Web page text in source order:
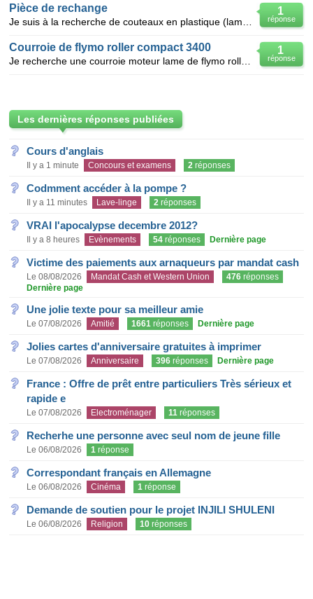
1
réponse
Pièce de rechange
1
réponse
Courroie de flymo roller compact 3400
Les dernières réponses publiées
Cours d'anglais
Il y a 1 minute Concours et examens 2 réponses
Codmment accéder à la pompe ?
Il y a 11 minutes Lave-linge 2 réponses
VRAI l'apocalypse decembre 2012?
Il y a 8 heures Evènements 54 réponses Dernière page
Victime des paiements aux arnaqueurs par mandat cash
Le 08/08/2026 Mandat Cash et Western Union 476 réponses
Dernière page
Une jolie texte pour sa meilleur amie
Le 07/08/2026 Amitié 1661 réponses Dernière page
Jolies cartes d'anniversaire gratuites à imprimer
Le 07/08/2026 Anniversaire 396 réponses Dernière page
France : Offre de prêt entre particuliers Très sérieux et
rapide e
Le 07/08/2026 Electroménager 11 réponses
Recherhe une personne avec seul nom de jeune fille
Le 06/08/2026 1 réponse
Correspondant français en Allemagne
Le 06/08/2026 Cinéma 1 réponse
Demande de soutien pour le projet INJILI SHULENI
Le 06/08/2026 Religion 10 réponses